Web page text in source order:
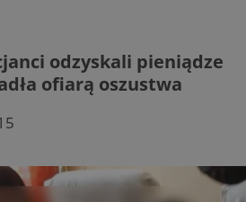
odzyskali pieniądze
ofiarą oszustwa